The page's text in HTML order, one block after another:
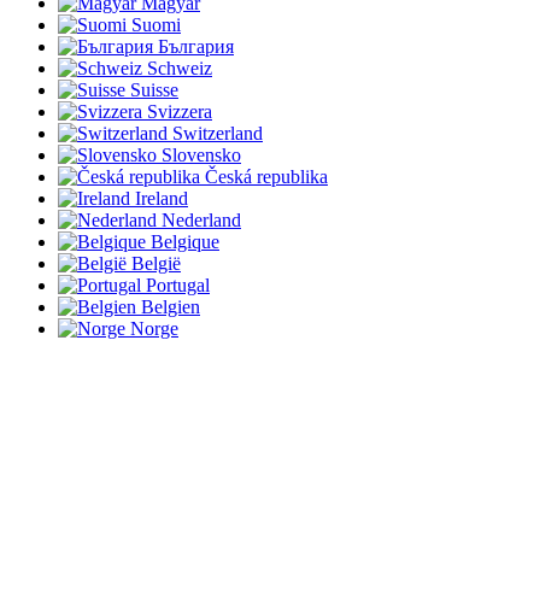
Suomi
България
Schweiz
Suisse
Svizzera
Switzerland
Slovensko
Česká republika
Ireland
Nederland
Belgique
België
Portugal
Belgien
Norge